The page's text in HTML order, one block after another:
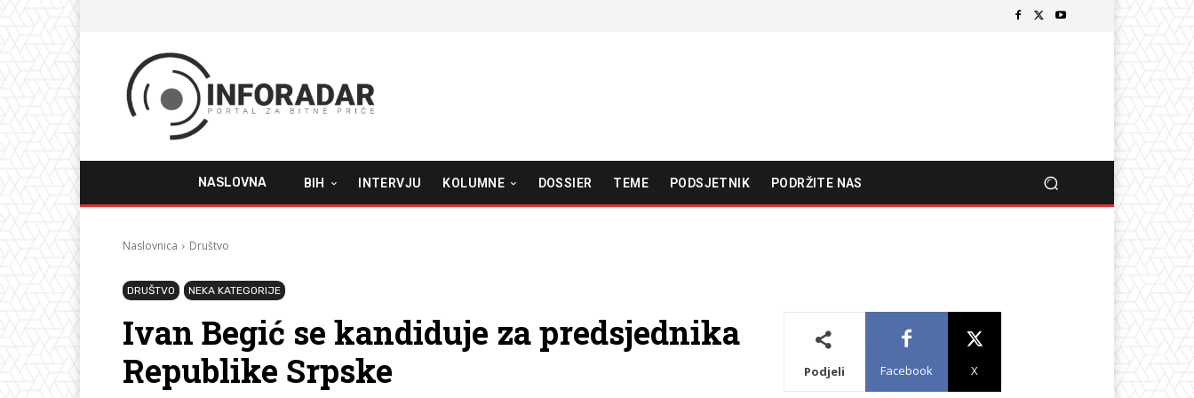
NASLOVNA BIH INTERVJU KOLUMNE DOSSIER TEME PODSJETNIK PODRŽITE NAS
Naslovnica Društvo
DRUŠTVO NEKA KATEGORIJE
Ivan Begić se kandiduje za predsjednika
Republike Srpske
Podjeli Facebook X